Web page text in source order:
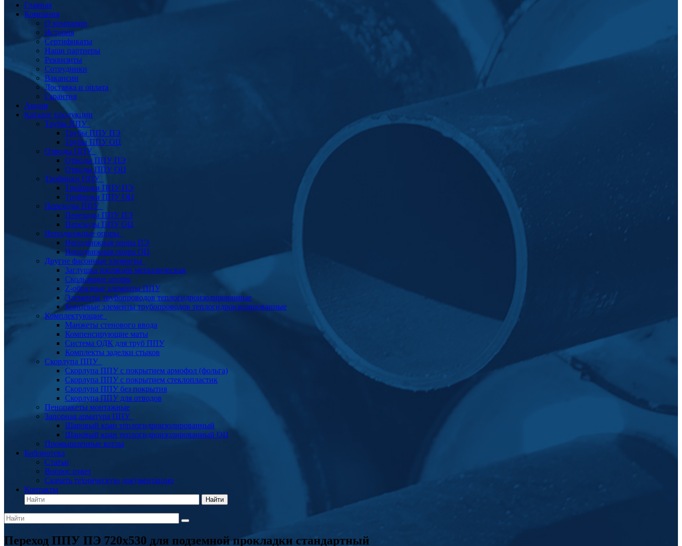
Главная
Компания
О компании
История
Сертификаты
Наши партнеры
Реквизиты
Сотрудники
Вакансии
Доставка и оплата
Гарантия
Акции
Каталог продукции
Трубы ППУ
Трубы ППУ ПЭ
Трубы ППУ ОЦ
Отводы ППУ
Отводы ППУ ПЭ
Отводы ППУ ОЦ
Тройники ППУ
Тройники ППУ ПЭ
Тройники ППУ ОЦ
Переходы ППУ
Переходы ППУ ПЭ
Переходы ППУ ОЦ
Неподвижные опоры
Неподвижная опора ПЭ
Неподвижная опора ОЦ
Другие фасонные элементы
Заглушка изоляции металлическая
Скользящие опоры
Z-образные элементы ППУ
Элементы трубопроводов теплогидроизолированные
Концевые элементы трубопроводов теплогидроизолированные
Комплектующие
Манжеты стенового ввода
Компенсирующие маты
Система ОДК для труб ППУ
Комплекты заделки стыков
Скорлупа ППУ
Скорлупа ППУ с покрытием армофол (фольга)
Скорлупа ППУ с покрытием стеклопластик
Скорлупа ППУ без покрытия
Скорлупа ППУ для отводов
Пенопакеты монтажные
Запорная арматура ППУ
Шаровый кран теплогидроизолированный
Шаровый кран теплогидроизолированный ОЦ
Промышленные котлы
Библиотека
Статьи
Вопрос ответ
Скачать техническую документацию
Контакты
Найти
Переход ППУ ПЭ 720x530 для подземной прокладки стандартный